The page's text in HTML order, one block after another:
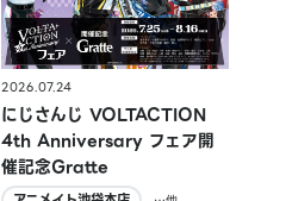
2026.07.24
にじさんじ VOLTACTION
4th Anniversary フェア開
催記念Gratte